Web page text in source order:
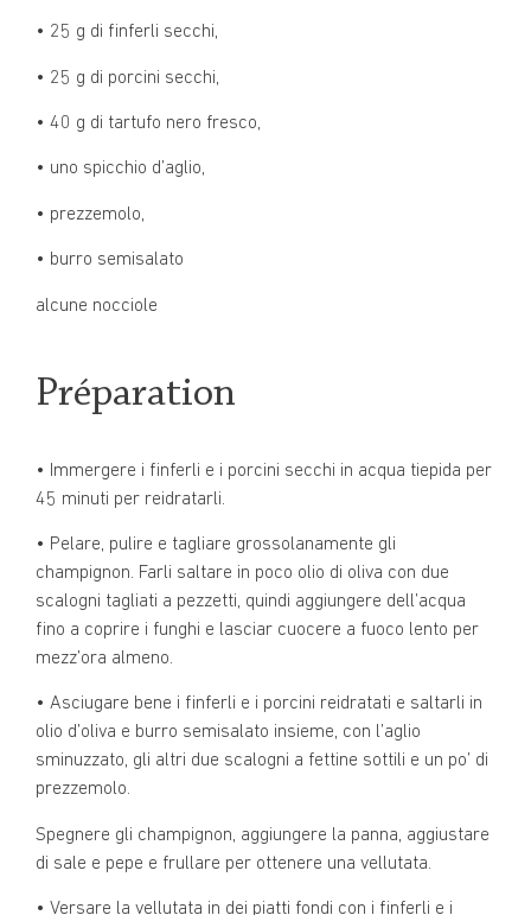
• 25 g di finferli secchi,
• 25 g di porcini secchi,
• 40 g di tartufo nero fresco,
• uno spicchio d’aglio,
• prezzemolo,
• burro semisalato
alcune nocciole
Préparation
• Immergere i finferli e i porcini secchi in acqua tiepida per
45 minuti per reidratarli.
• Pelare, pulire e tagliare grossolanamente gli
champignon. Farli saltare in poco olio di oliva con due
scalogni tagliati a pezzetti, quindi aggiungere dell’acqua
fino a coprire i funghi e lasciar cuocere a fuoco lento per
mezz’ora almeno.
• Asciugare bene i finferli e i porcini reidratati e saltarli in
olio d’oliva e burro semisalato insieme, con l’aglio
sminuzzato, gli altri due scalogni a fettine sottili e un po’ di
prezzemolo.
Spegnere gli champignon, aggiungere la panna, aggiustare
di sale e pepe e frullare per ottenere una vellutata.
• Versare la vellutata in dei piatti fondi con i finferli e i